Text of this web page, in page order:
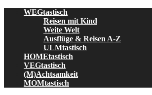
WEGtastisch
Reisen mit Kind
Weite Welt
Ausflüge & Reisen A-Z
ULMtastisch
HOMEtastisch
VEGtastisch
(M)Achtsamkeit
MOMtastisch